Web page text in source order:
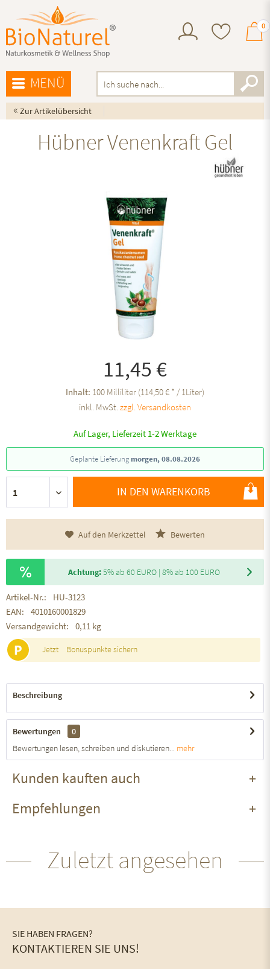
0
MENÜ
« Zur Artikelübersicht
Hübner Venenkraft Gel
11,45 €
Inhalt: 100 Milliliter (114,50 € * / 1Liter)
inkl. MwSt.zzgl. Versandkosten
Auf Lager, Lieferzeit 1-2 Werktage
Geplante Lieferungmorgen, 08.08.2026
IN DEN WARENKORB
Auf den Merkzettel Bewerten
Achtung:5% ab 60 EURO | 8% ab 100 EURO
Artikel-Nr.:
HU-3123
EAN:
4010160001829
Versandgewicht:
0,11 kg
P Jetzt Bonuspunkte sichern
Beschreibung
Bewertungen
0
Bewertungen lesen, schreiben und diskutieren... mehr
Kunden kauften auch
Empfehlungen
Zuletzt angesehen
SIE HABEN FRAGEN?
KONTAKTIEREN SIE UNS!